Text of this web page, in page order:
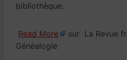
bibliothèque.
Read More
sur La Revue
Généalogie